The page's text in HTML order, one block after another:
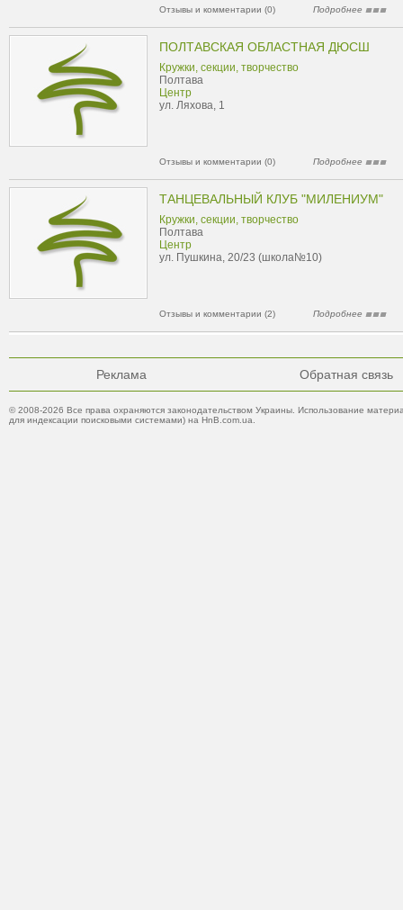
Отзывы и комментарии (0) Подробнее
ПОЛТАВСКАЯ ОБЛАСТНАЯ ДЮСШ
Кружки, секции, творчество
Полтава
Центр
ул. Ляхова, 1
Отзывы и комментарии (0) Подробнее
ТАНЦЕВАЛЬНЫЙ КЛУБ "МИЛЕНИУМ"
Кружки, секции, творчество
Полтава
Центр
ул. Пушкина, 20/23 (школа№10)
Отзывы и комментарии (2) Подробнее
Реклама Обратная связь
© 2008-2026 Все права охраняются законодательством Украины. Использование
для индексации поисковыми системами) на HnB.com.ua.